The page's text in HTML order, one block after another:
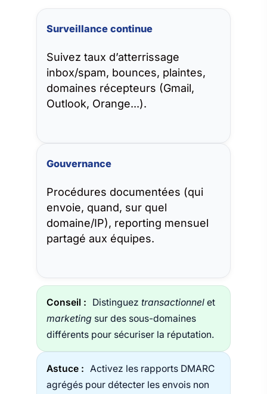
Surveillance continue
Suivez taux d’atterrissage
inbox/spam, bounces, plaintes,
domaines récepteurs (Gmail,
Outlook, Orange...).
Gouvernance
Procédures documentées (qui
envoie, quand, sur quel
domaine/IP), reporting mensuel
partagé aux équipes.
Conseil : Distinguez transactionnel et
marketing sur des sous-domaines
différents pour sécuriser la réputation.
Astuce : Activez les rapports DMARC
agrégés pour détecter les envois non